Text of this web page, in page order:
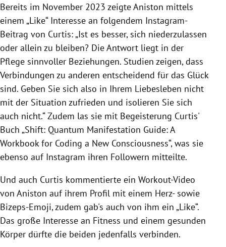
Bereits im November 2023 zeigte Aniston mittels
einem „Like“ Interesse an folgendem Instagram-
Beitrag von Curtis: „Ist es besser, sich niederzulassen
oder allein zu bleiben? Die Antwort liegt in der
Pflege sinnvoller Beziehungen. Studien zeigen, dass
Verbindungen zu anderen entscheidend für das Glück
sind. Geben Sie sich also in Ihrem Liebesleben nicht
mit der Situation zufrieden und isolieren Sie sich
auch nicht.“ Zudem las sie mit Begeisterung Curtis'
Buch „Shift: Quantum Manifestation Guide: A
Workbook for Coding a New Consciousness“, was sie
ebenso auf Instagram ihren Followern mitteilte.
Und auch Curtis kommentierte ein Workout-Video
von Aniston auf ihrem Profil mit einem Herz- sowie
Bizeps-Emoji, zudem gab's auch von ihm ein „Like“.
Das große Interesse an Fitness und einem gesunden
Körper dürfte die beiden jedenfalls verbinden.